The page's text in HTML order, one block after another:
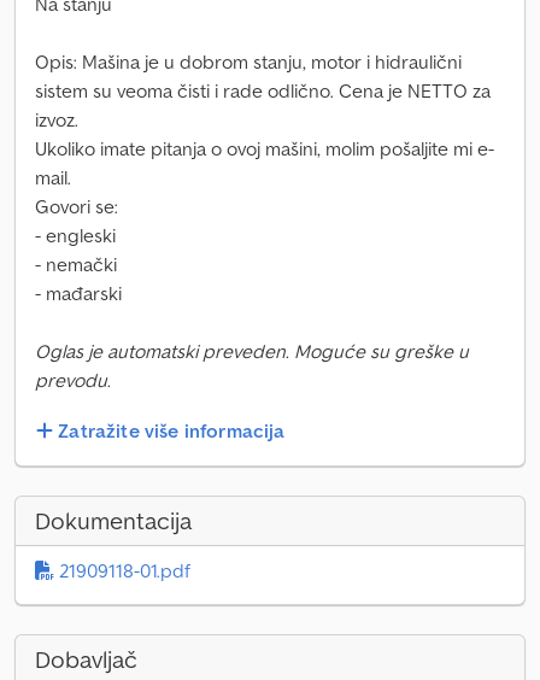
Opis: Mašina je u dobrom stanju, motor i hidraulični
sistem su veoma čisti i rade odlično. Cena je NETTO za
izvoz.
Ukoliko imate pitanja o ovoj mašini, molim pošaljite mi e-
mail.
Govori se:
- engleski
- nemački
- mađarski
Oglas je automatski preveden. Moguće su greške u
prevodu.
Zatražite više informacija
Dokumentacija
21909118-01.pdf
Dobavljač